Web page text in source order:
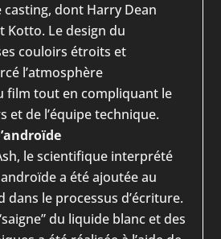
casting, dont Harry Dean
Kotto. Le design du
couloirs étroits et
l’atmosphère
film tout en compliquant le
et de l’équipe technique.
le scientifique interprété
a été ajoutée au
dans le processus d’écriture.
du liquide blanc et des